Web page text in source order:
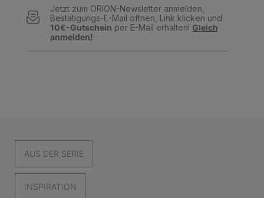
Jetzt zum ORION-Newsletter anmelden,
Bestätigungs-E-Mail öffnen, Link klicken und
10€-Gutschein per E-Mail erhalten! Gleich
anmelden!
AUS DER SERIE
INSPIRATION